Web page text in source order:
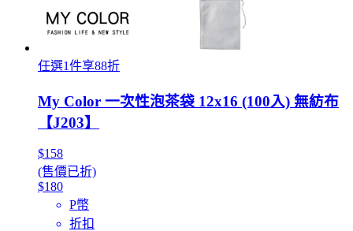
任選1件享88折
My Color 一次性泡茶袋 12x16 (100入) 無紡布
【J203】
$158
(售價已折)
$180
P幣
折扣